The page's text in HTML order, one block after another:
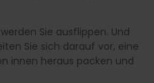
Sie ausflippen. Und
Sie sich darauf vor, eine
innen heraus packen und